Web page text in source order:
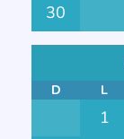
30
D L
1